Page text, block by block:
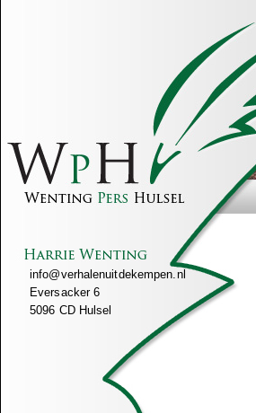
info@verhalenuitdekempen.nl
Eversacker 6
5096 CD Hulsel